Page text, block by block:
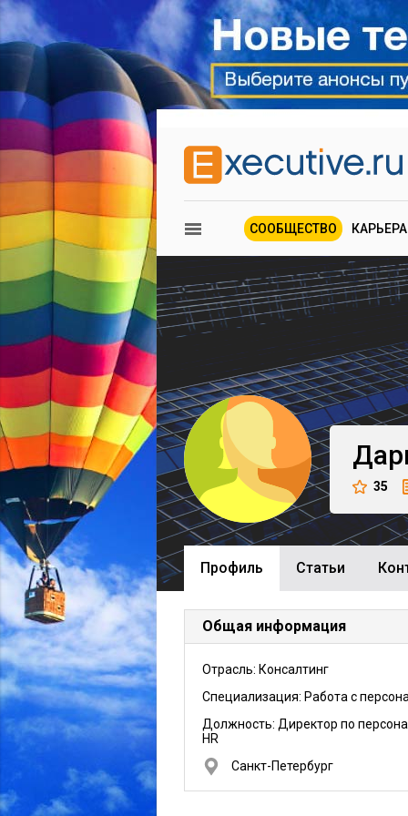
СООБЩЕСТВО КАРЬЕРА
35
Профиль Cтатьи
Общая информация
Отрасль: Консалтинг
Специализация: Работа с
Должность: Директор по
HR
Санкт-Петербург